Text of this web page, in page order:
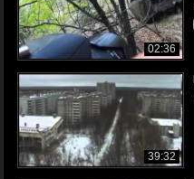
02:36
39:32